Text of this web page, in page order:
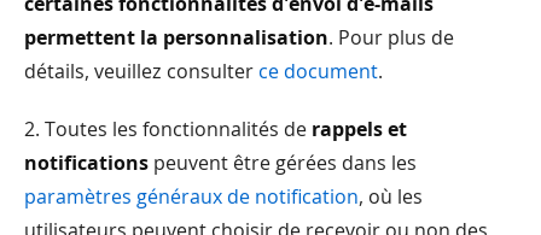
permettent la personnalisation. Pour plus de
détails, veuillez consulter ce document.
2. Toutes les fonctionnalités de rappels et
notifications peuvent être gérées dans les
paramètres généraux de notification, où les